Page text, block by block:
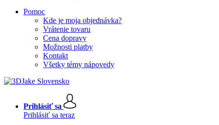
Pomoc
Kde je moja objednávka?
Vrátenie tovaru
Cena dopravy
Možnosti platby
Kontakt
Všetky témy nápovedy
Prihlásiť sa
Prihlásiť sa teraz